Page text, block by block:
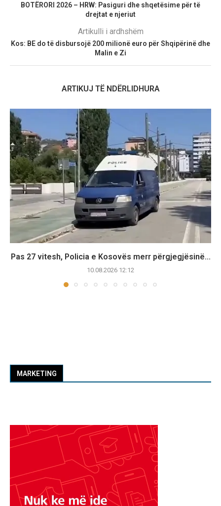
BOTËRORI 2026 – HRW: Pasiguri dhe shqetësime për të
drejtat e njeriut
Artikulli i ardhshëm
Kos: BE do të disbursojë 200 milionë euro për Shqipërinë dhe
Malin e Zi
ARTIKUJ TË NDËRLIDHURA
Pas 27 vitesh, Policia e Kosovës merr përgjegjësinë...
10.08.2026 12:12
MARKETING